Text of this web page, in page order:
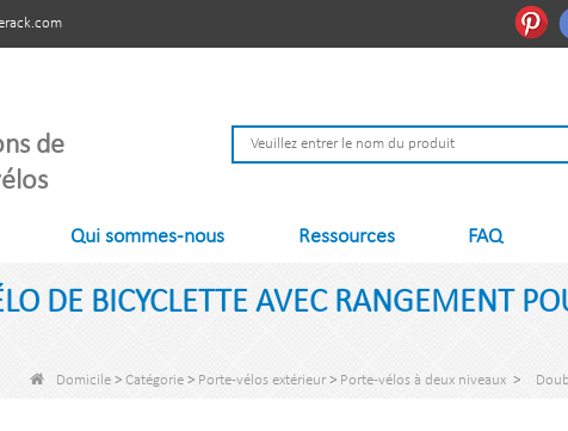
de
Qui sommes-nous Ressources FAQ
DE BICYCLETTE AVEC RANGEMENT
Domicile > Catégorie > Porte-vélos extérieur> Porte-vélos à deux niveaux >